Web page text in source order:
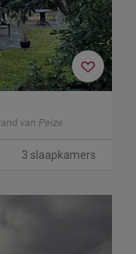
van Peize
3 slaapkamers